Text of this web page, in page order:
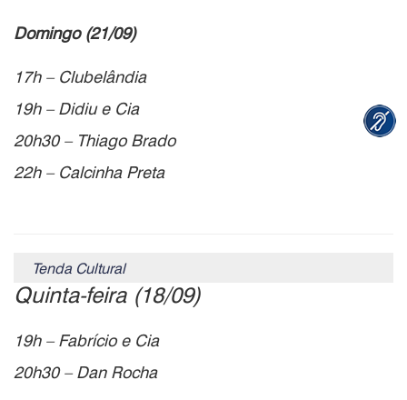
Domingo (21/09)
17h – Clubelândia
19h – Didiu e Cia
20h30 – Thiago Brado
22h – Calcinha Preta
Tenda Cultural
Quinta-feira (18/09)
19h – Fabrício e Cia
20h30 – Dan Rocha